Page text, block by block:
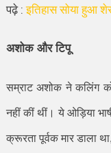
पढ़े :इतिहास सोया हुआ
अशोक और टिपू
सम्राट अशोक ने कलिंग को
नहीं कीं थीं। ये ओड़िया
क्रूरता पूर्वक मार डाला था,